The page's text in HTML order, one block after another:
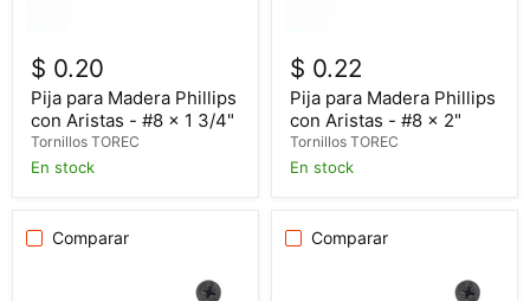
$ 0.20
Pija para Madera Phillips
con Aristas - #8 x 1 3/4"
Tornillos TOREC
En stock
$ 0.22
Pija para Madera Phillips
con Aristas - #8 x 2"
Tornillos TOREC
En stock
Comparar Comparar